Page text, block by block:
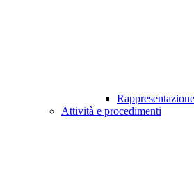
Attività e procedimenti